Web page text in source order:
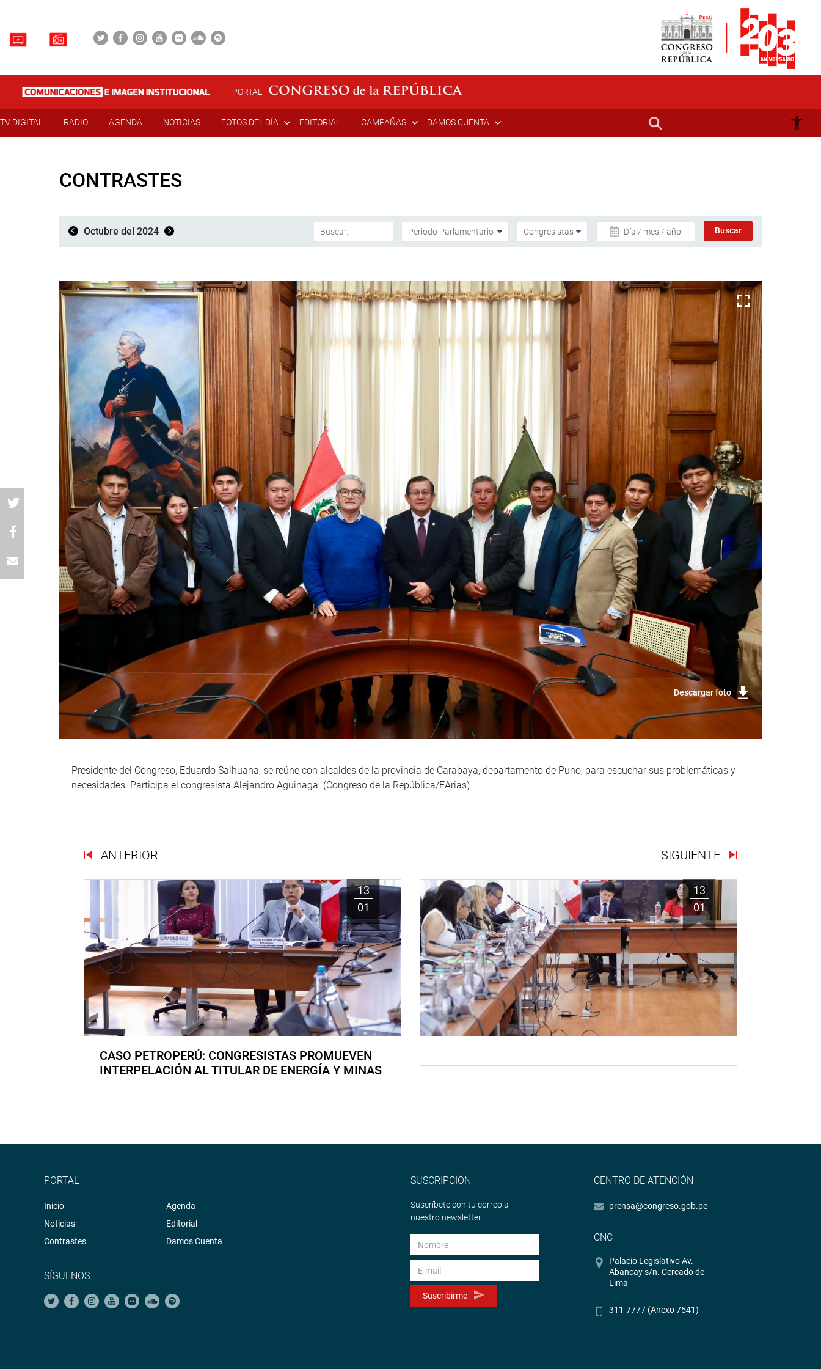
PORTAL
TV DIGITAL RADIO AGENDA NOTICIAS FOTOS DEL DÍA EDITORIAL CAMPAÑAS DAMOS CUENTA
CONTRASTES
Octubre del 2024 Día / mes / año
Descargar foto
Presidente del Congreso, Eduardo Salhuana, se reúne con alcaldes de la provincia de Carabaya, departamento de Puno, para escuchar sus problemáticas y
necesidades. Participa el congresista Alejandro Aguinaga. (Congreso de la República/EArias)
ANTERIOR SIGUIENTE
13
01
CASO PETROPERÚ: CONGRESISTAS PROMUEVEN
INTERPELACIÓN AL TITULAR DE ENERGÍA Y MINAS
13
01
PORTAL
Inicio
Noticias
Contrastes
Agenda
Editorial
Damos Cuenta
SÍGUENOS
SUSCRIPCIÓN
Suscríbete con tu correo a
nuestro newsletter.
Suscribirme
CENTRO DE ATENCIÓN
prensa@congreso.gob.pe
CNC
Palacio Legislativo Av.
Abancay s/n. Cercado de
Lima
311-7777 (Anexo 7541)